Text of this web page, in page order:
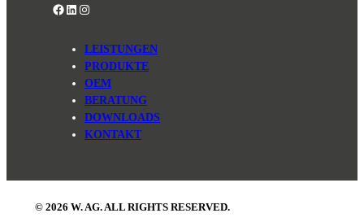
Facebook
LinkedIn
Instagram
LEISTUNGEN
PRODUKTE
OEM
BERATUNG
DOWNLOADS
KONTAKT
© 2026 W. AG. ALL RIGHTS RESERVED.